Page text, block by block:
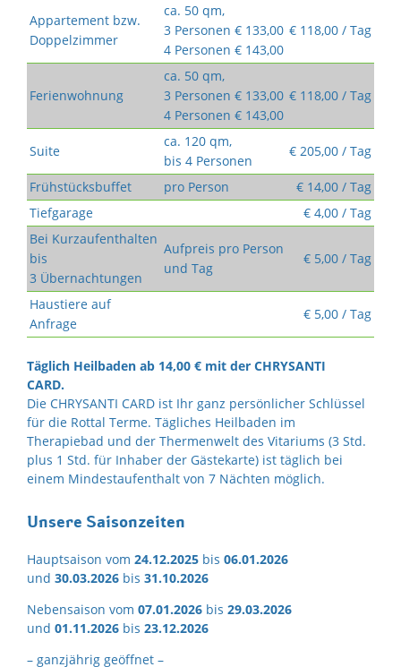
Appartement bzw.
Doppelzimmer
ca. 50 qm,
3 Personen € 133,00
4 Personen € 143,00
€ 118,00 / Tag
Ferienwohnung
ca. 50 qm,
3 Personen € 133,00
4 Personen € 143,00
€ 118,00 / Tag
Suite
ca. 120 qm,
bis 4 Personen
€ 205,00 / Tag
Frühstücksbuffet pro Person
€ 14,00 / Tag
Tiefgarage
€ 4,00 / Tag
Bei Kurzaufenthalten
bis
3 Übernachtungen
Aufpreis pro Person
und Tag
€ 5,00 / Tag
Haustiere auf
Anfrage
€ 5,00 / Tag
Täglich Heilbaden ab 14,00 € mit der CHRYSANTI
CARD.
Die CHRYSANTI CARD ist Ihr ganz persönlicher Schlüssel
für die Rottal Terme. Tägliches Heilbaden im
Therapiebad und der Thermenwelt des Vitariums (3 Std.
plus 1 Std. für Inhaber der Gästekarte) ist täglich bei
einem Mindestaufenthalt von 7 Nächten möglich.
Unsere Saisonzeiten
Hauptsaison vom 24.12.2025 bis 06.01.2026
und 30.03.2026 bis 31.10.2026
Nebensaison vom 07.01.2026 bis 29.03.2026
und 01.11.2026 bis 23.12.2026
– ganzjährig geöffnet –